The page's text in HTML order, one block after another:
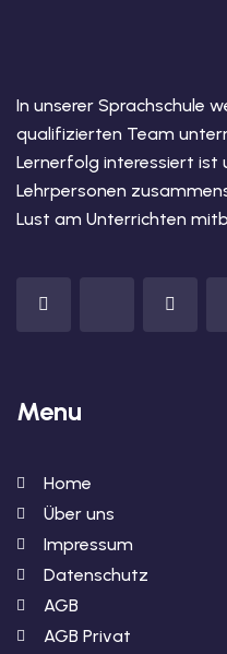
In unserer Sprachschule
qualifizierten Team
Lernerfolg interessiert ist
Lehrpersonen
Lust am Unterrichten
Menu
Home
Über uns
Impressum
Datenschutz
AGB
AGB Privat